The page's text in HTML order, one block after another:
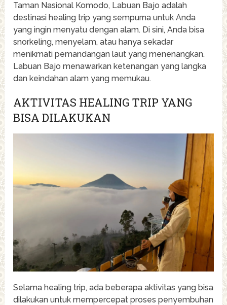
Taman Nasional Komodo, Labuan Bajo adalah
destinasi healing trip yang sempurna untuk Anda
yang ingin menyatu dengan alam. Di sini, Anda bisa
snorkeling, menyelam, atau hanya sekadar
menikmati pemandangan laut yang menenangkan.
Labuan Bajo menawarkan ketenangan yang langka
dan keindahan alam yang memukau.
AKTIVITAS HEALING TRIP YANG
BISA DILAKUKAN
Selama healing trip, ada beberapa aktivitas yang bisa
dilakukan untuk mempercepat proses penyembuhan